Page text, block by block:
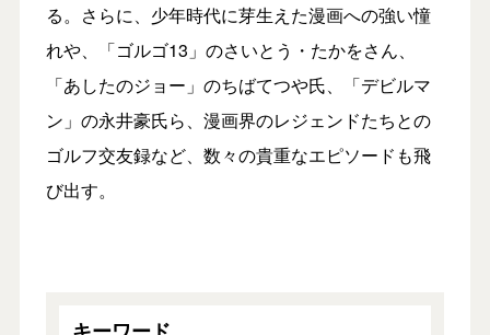
る。さらに、少年時代に芽生えた漫画への強い憧
れや、「ゴルゴ13」のさいとう・たかをさん、
「あしたのジョー」のちばてつや氏、「デビルマ
ン」の永井豪氏ら、漫画界のレジェンドたちとの
ゴルフ交友録など、数々の貴重なエピソードも飛
び出す。